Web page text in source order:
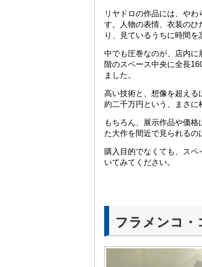
リヤドロの作品には、や
す。人物の表情、衣装のひ
り、見ているうちに時間を
中でも圧巻なのが、店内に
階のスペース中央に全長
ました。
高い技術と、想像を超える
約二千万円という、まさに
もちろん、展示作品や価
た大作を間近で見られるの
購入目的でなくても、ス
いてみてください。
フラメンコ・